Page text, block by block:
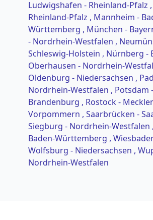
Ludwigshafen - Rheinland-Pfalz
Rheinland-Pfalz , Mannheim -
Württemberg , München -
- Nordrhein-Westfalen ,
Schleswig-Holstein , Nürnberg -
Oberhausen - Nordrhein-
Oldenburg - Niedersachsen ,
Nordrhein-Westfalen , Potsdam -
Brandenburg , Rostock -
Vorpommern , Saarbrücken -
Siegburg - Nordrhein-Westfalen
Baden-Württemberg ,
Wolfsburg - Niedersachsen ,
Nordrhein-Westfalen